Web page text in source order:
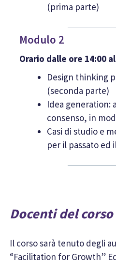
(prima parte)
Modulo 2
Orario dalle ore 14:00
Design thinking
(seconda parte)
Idea generation:
consenso, in
Casi di studio e
per il passato ed
Docenti del corso
Il corso sarà tenuto degli
“Facilitation for Growth”